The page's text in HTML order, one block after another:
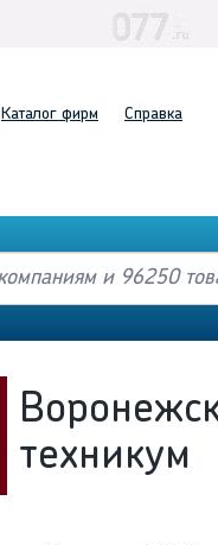
Каталог фирм Справка
техникум